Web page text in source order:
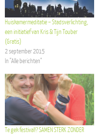
Huiskamermeditatie – Stadsverlichting,
een initiatief van Kris & Tijn Touber
(Gratis)
2 september 2015
In "Alle berichten"
Te gek festival!? SAMEN STERK ZONDER